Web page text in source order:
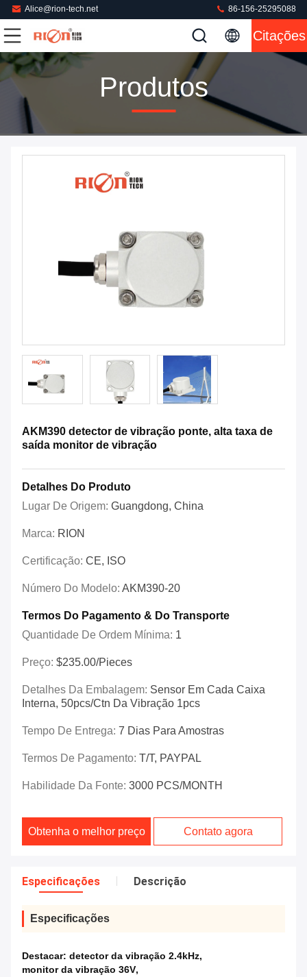
Alice@rion-tech.net 86-156-25295088
Citações
Produtos
AKM390 detector de vibração ponte, alta taxa de
saída monitor de vibração
Detalhes Do Produto
Lugar De Origem: Guangdong, China
Marca: RION
Certificação: CE, ISO
Número Do Modelo: AKM390-20
Termos Do Pagamento & Do Transporte
Quantidade De Ordem Mínima: 1
Preço: $235.00/Pieces
Detalhes Da Embalagem: Sensor Em Cada Caixa
Interna, 50pcs/ctn Da Vibração 1pcs
Tempo De Entrega: 7 Dias Para Amostras
Termos De Pagamento: T/T, PAYPAL
Habilidade Da Fonte: 3000 PCS/MONTH
Obtenha o melhor preço Contato agora
Especificações Descrição
Especificações
Destacar: detector da vibração 2.4kHz,
monitor da vibração 36V,